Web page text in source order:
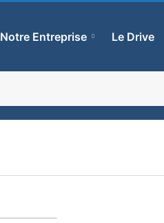
Notre Entreprise Le Drive